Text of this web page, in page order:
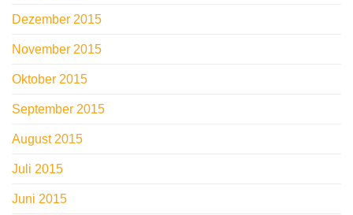
Dezember 2015
November 2015
Oktober 2015
September 2015
August 2015
Juli 2015
Juni 2015